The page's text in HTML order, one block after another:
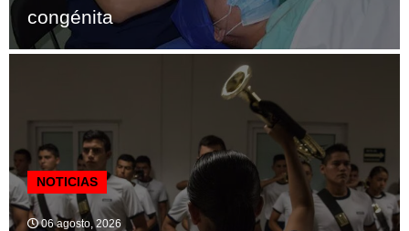
congénita
NOTICIAS
06 agosto, 2026